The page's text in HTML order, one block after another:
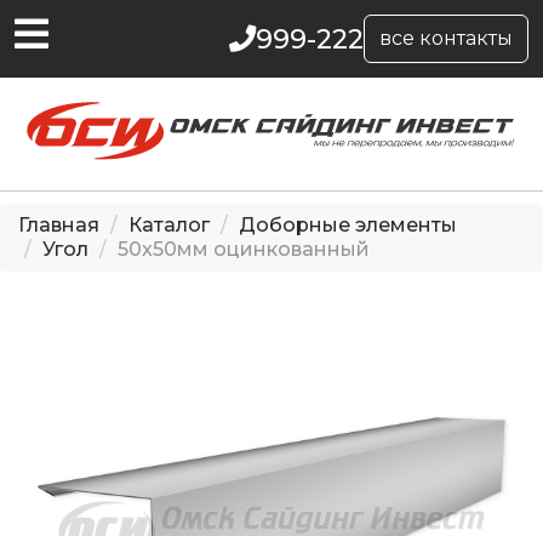
999-222 все контакты
Главная Каталог
Доборные элементы
Угол
50x50мм оцинкованный